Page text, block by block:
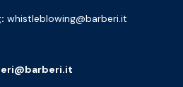
whistleblowing@barberi.it